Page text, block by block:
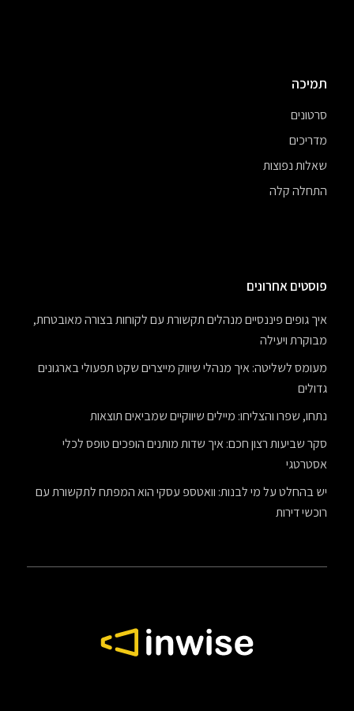
תמיכה
סרטונים
מדריכים
שאלות נפוצות
התחלה קלה
פוסטים אחרונים
איך גופים פיננסיים מנהלים תקשורת עם לקוחות בצורה מאובטחת,
מבוקרת ויעילה
מעומס לשליטה: איך מנהלי שיווק מייצרים שקט תפעולי בארגונים
גדולים
נתחו, שפרו והצליחו: מיילים שיווקיים שמביאים תוצאות
סקר שביעות רצון חכם: איך שדות מותנים הופכים טופס לכלי
אסטרטגי
יש בהחלט על מי לבנות: וואטספ עסקי הוא המפתח לתקשורת עם
רוכשי דירות